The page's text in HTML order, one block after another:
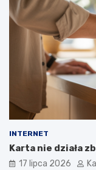
INTERNET
Karta nie działa
17 lipca 2026